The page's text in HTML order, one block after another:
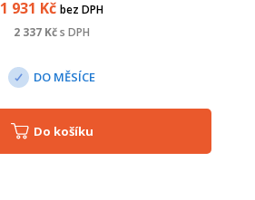
1 931 Kč bez DPH
2 337 Kčs DPH
DO MĚSÍCE
Do košíku